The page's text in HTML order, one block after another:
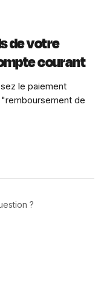
de votre
courant
le paiement
de
?